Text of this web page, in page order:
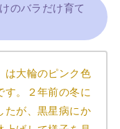
のバラだけ育て
は大輪のピンク色
す。２年前の冬に
たが、黒星病にか